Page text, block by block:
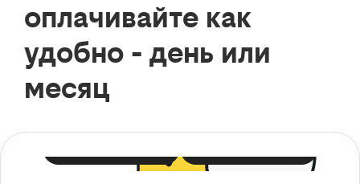
оплачивайте как
удобно - день или
месяц